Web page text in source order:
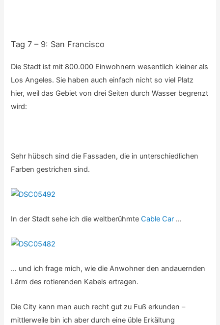
Tag 7 – 9: San Francisco
Die Stadt ist mit 800.000 Einwohnern wesentlich kleiner als
Los Angeles. Sie haben auch einfach nicht so viel Platz
hier, weil das Gebiet von drei Seiten durch Wasser begrenzt
wird:
Sehr hübsch sind die Fassaden, die in unterschiedlichen
Farben gestrichen sind.
In der Stadt sehe ich die weltberühmteCable Car …
… und ich frage mich, wie die Anwohner den andauernden
Lärm des rotierenden Kabels ertragen.
Die City kann man auch recht gut zu Fuß erkunden –
mittlerweile bin ich aber durch eine üble Erkältung